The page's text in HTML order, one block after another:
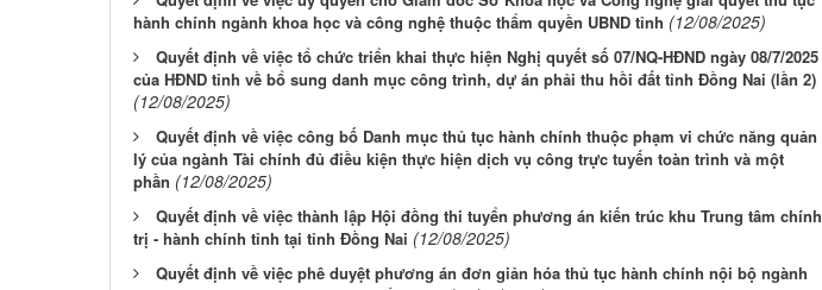
hành chính ngành khoa học và công nghệ thuộc thẩm quyền UBND tỉnh (12/08/2025)
Quyết định về việc tổ chức triển khai thực hiện Nghị quyết số 07/NQ-HĐND ngày 08/7/2025
của HĐND tỉnh về bổ sung danh mục công trình, dự án phải thu hồi đất tỉnh Đồng Nai (lần 2)
(12/08/2025)
Quyết định về việc công bố Danh mục thủ tục hành chính thuộc phạm vi chức năng quản
lý của ngành Tài chính đủ điều kiện thực hiện dịch vụ công trực tuyến toàn trình và một
phần (12/08/2025)
Quyết định về việc thành lập Hội đồng thi tuyển phương án kiến trúc khu Trung tâm chính
trị - hành chính tỉnh tại tỉnh Đồng Nai (12/08/2025)
Quyết định về việc phê duyệt phương án đơn giản hóa thủ tục hành chính nội bộ ngành